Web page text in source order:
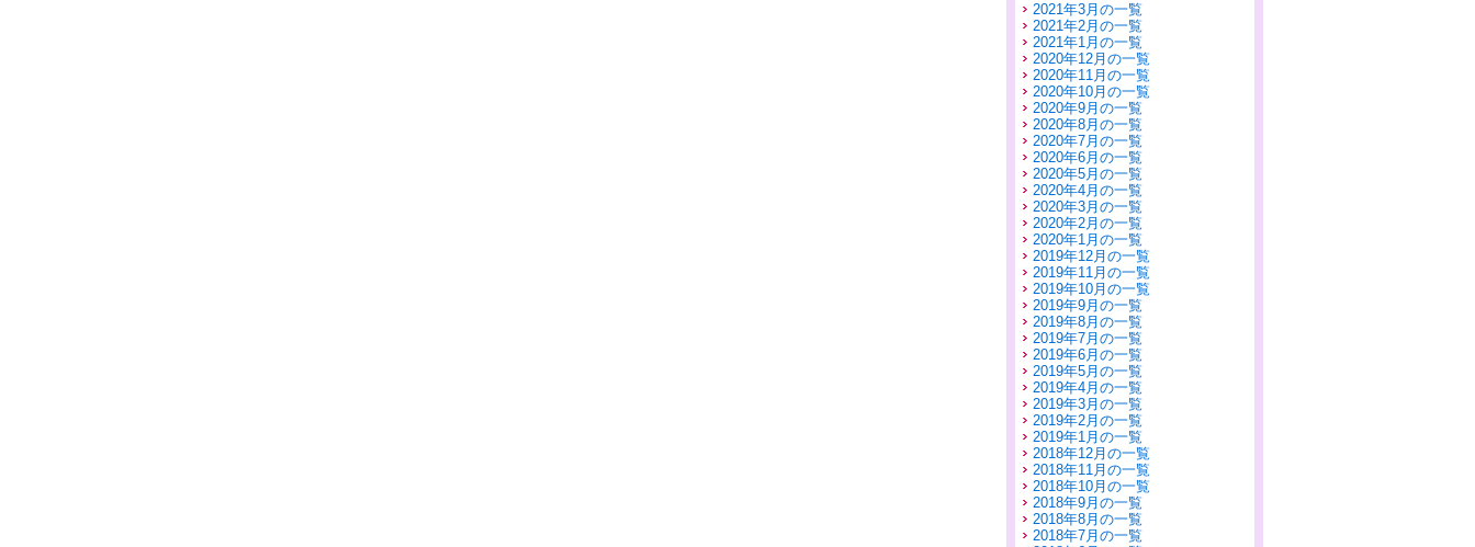
2021年3月の一覧
2021年2月の一覧
2021年1月の一覧
2020年12月の一覧
2020年11月の一覧
2020年10月の一覧
2020年9月の一覧
2020年8月の一覧
2020年7月の一覧
2020年6月の一覧
2020年5月の一覧
2020年4月の一覧
2020年3月の一覧
2020年2月の一覧
2020年1月の一覧
2019年12月の一覧
2019年11月の一覧
2019年10月の一覧
2019年9月の一覧
2019年8月の一覧
2019年7月の一覧
2019年6月の一覧
2019年5月の一覧
2019年4月の一覧
2019年3月の一覧
2019年2月の一覧
2019年1月の一覧
2018年12月の一覧
2018年11月の一覧
2018年10月の一覧
2018年9月の一覧
2018年8月の一覧
2018年7月の一覧